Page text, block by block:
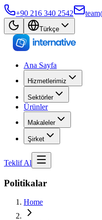
+90 216 340 2542
Türkçe
Ana Sayfa
Hizmetlerimiz
Sektörler
Ürünler
Makaleler
Şirket
Teklif Al
Politikalar
Home